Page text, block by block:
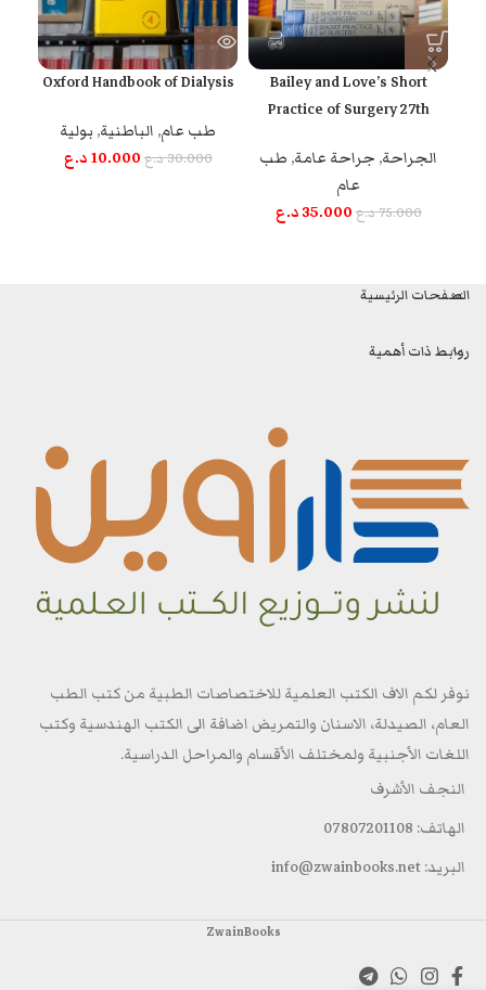
Bailey and Love’s Short
Practice of Surgery 27th
الجراحة, جراحة عامة, طب
عام
75.000د.ع35.000د.ع
Oxford Handbook of Dialysis
طب عام, الباطنية, بولية
30.000د.ع10.000د.ع
الصفحات الرئيسية
روابط ذات أهمية
نوفر لكم الاف الكتب العلمية للاختصاصات الطبية من كتب الطب
العام، الصيدلة، الاسنان والتمريض اضافة الى الكتب الهندسية وكتب
اللغات الأجنبية ولمختلف الأقسام والمراحل الدراسية.
النجف الأشرف
الهاتف: 07807201108
البريد: info@zwainbooks.net
ZwainBooks